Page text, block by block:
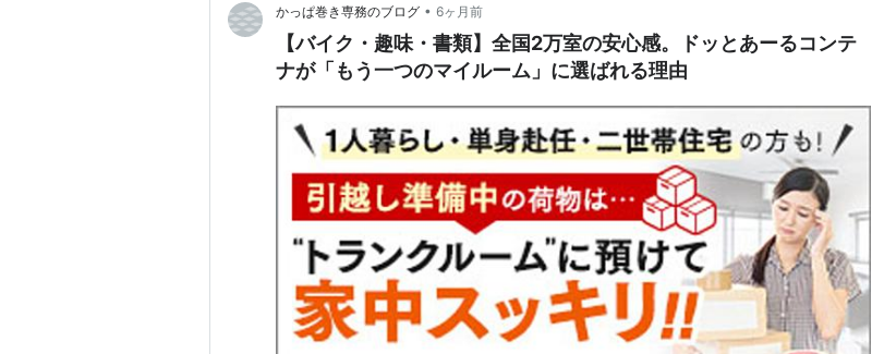
かっぱ巻き専務のブログ • 6ヶ月前
【バイク・趣味・書類】全国2万室の安心感。ドッとあーるコンテ
ナが「もう一つのマイルーム」に選ばれる理由